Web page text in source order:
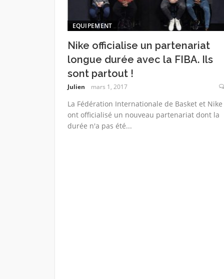
EQUIPEMENT
Nike officialise un partenariat
longue durée avec la FIBA. Ils
sont partout !
Julien mars 1, 2017
La Fédération Internationale de Basket et Nike
ont officialisé un nouveau partenariat dont la
durée n'a pas été...